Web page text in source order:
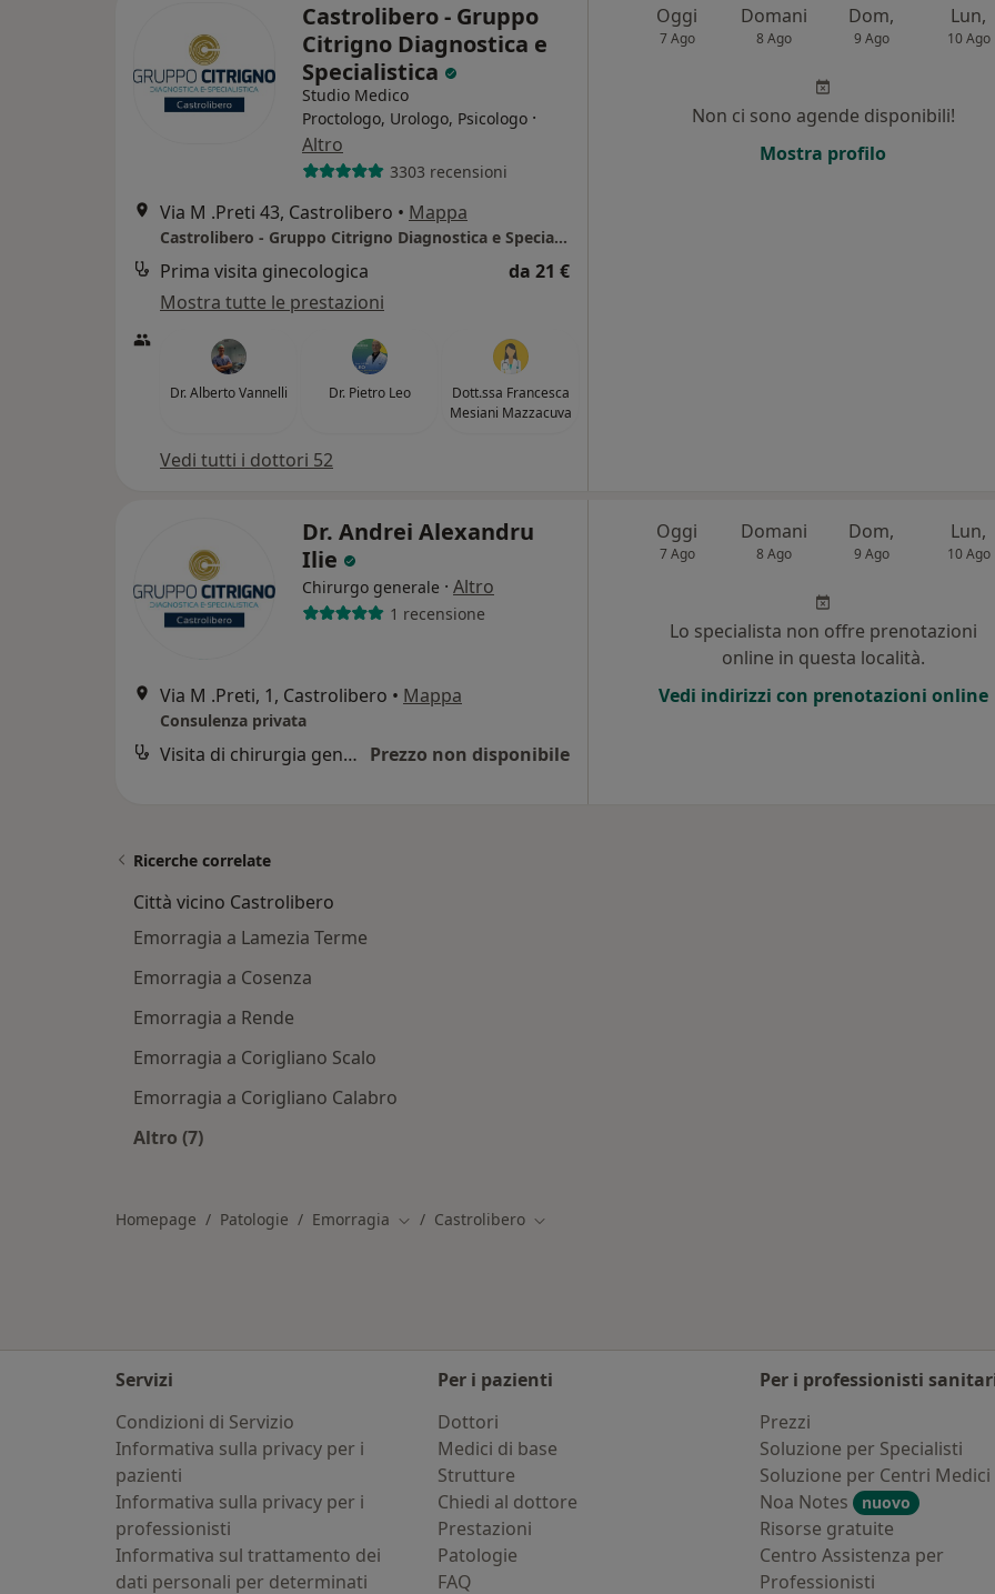
Castrolibero - Gruppo
Citrigno Diagnostica e
Specialistica
Studio Medico
Proctologo, Urologo, Psicologo ·
Altro
3303 recensioni
Via M .Preti 43, Castrolibero • Mappa
Castrolibero - Gruppo Citrigno Diagnostica e Specialistica
Prima visita ginecologica
da 21 €
Mostra tutte le prestazioni
Dr. Alberto Vannelli Dr. Pietro Leo
Dott.ssa Francesca
Mesiani Mazzacuva
Vedi tutti i dottori 52
Oggi
7 Ago
Domani
8 Ago
Dom,
9 Ago
Lun,
10 Ago
Non ci sono agende disponibili!
Mostra profilo
Dr. Andrei Alexandru
Ilie
Chirurgo generale · Altro
1 recensione
Via M .Preti, 1, Castrolibero • Mappa
Consulenza privata
Visita di chirurgia generale Prezzo non disponibile
Oggi
7 Ago
Domani
8 Ago
Dom,
9 Ago
Lun,
10 Ago
Lo specialista non offre prenotazioni
online in questa località.
Vedi indirizzi con prenotazioni online
Ricerche correlate
Città vicino Castrolibero
Emorragia a Lamezia Terme
Emorragia a Cosenza
Emorragia a Rende
Emorragia a Corigliano Scalo
Emorragia a Corigliano Calabro
Altro (7)
Homepage Patologie Emorragia Cambia città
Castrolibero Cambia città
Servizi
Condizioni di Servizio
Informativa sulla privacy per i
pazienti
Informativa sulla privacy per i
professionisti
Informativa sul trattamento dei
dati personali per determinati
Per i pazienti
Dottori
Medici di base
Strutture
Chiedi al dottore
Prestazioni
Patologie
FAQ
Per i professionisti
Prezzi
Soluzione per Specialisti
Soluzione per Centri Medici
Noa Notes
nuovo
Risorse gratuite
Centro Assistenza per
Professionisti